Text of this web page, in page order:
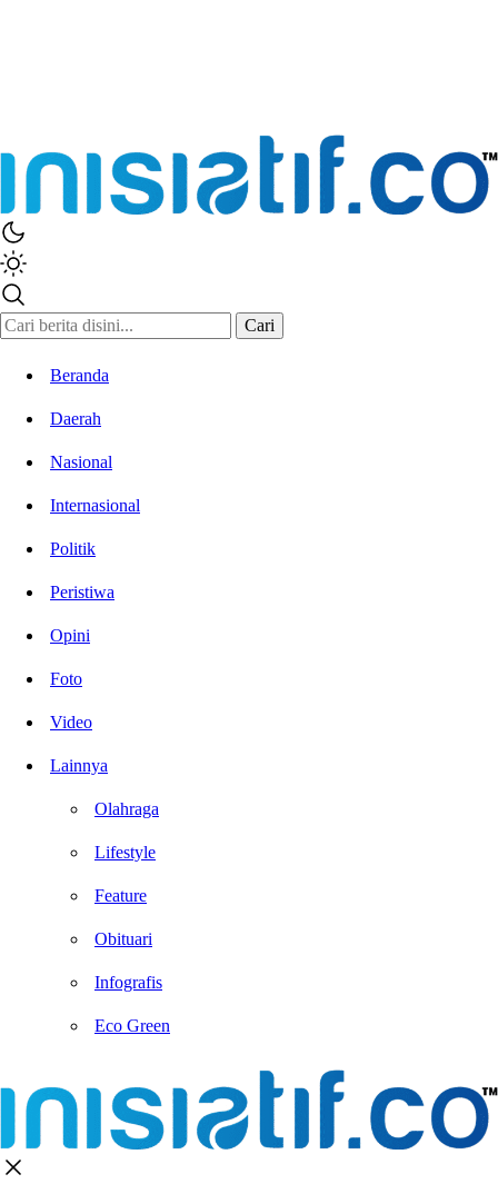
Inisiatif.co
Stay Connected Stay Informed
Cari
Beranda
Daerah
Nasional
Internasional
Politik
Peristiwa
Opini
Foto
Video
Lainnya
Olahraga
Lifestyle
Feature
Obituari
Infografis
Eco Green